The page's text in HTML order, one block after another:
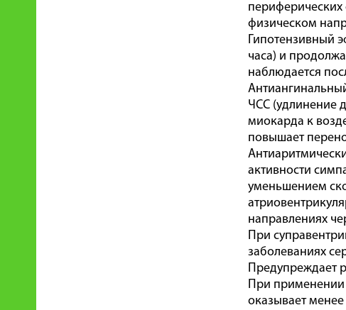
физическом
Гипотензивный
часа) и
наблюдается
ЧСС (удлинение
миокарда к
повышает
активности
уменьшением
направлениях
При
заболеваниях
Предупреждает
При применении
оказывает